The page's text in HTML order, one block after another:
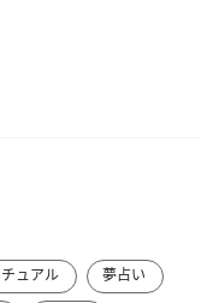
ュアル
夢占い